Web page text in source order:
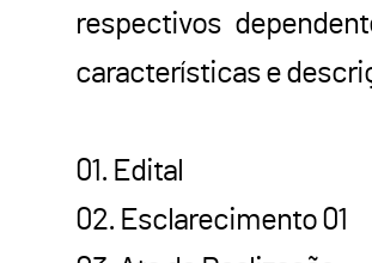
respectivos
características e
01. Edital
02. Esclarecimento 01